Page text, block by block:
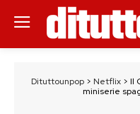
Dituttounpop> Netflix> Il
miniserie